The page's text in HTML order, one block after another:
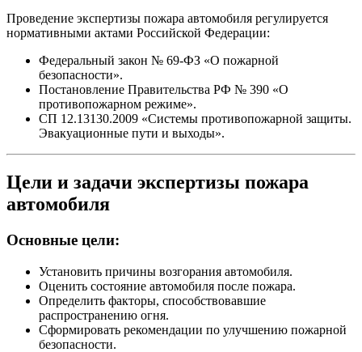
Проведение экспертизы пожара автомобиля регулируется
нормативными актами Российской Федерации:
Федеральный закон № 69-ФЗ «О пожарной
безопасности».
Постановление Правительства РФ № 390 «О
противопожарном режиме».
СП 12.13130.2009 «Системы противопожарной защиты.
Эвакуационные пути и выходы».
Цели и задачи экспертизы пожара
автомобиля
Основные цели:
Установить причины возгорания автомобиля.
Оценить состояние автомобиля после пожара.
Определить факторы, способствовавшие
распространению огня.
Сформировать рекомендации по улучшению пожарной
безопасности.